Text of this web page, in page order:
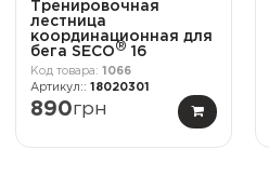
Тренировочная
лестница
координационная для
бега SECO® 16
ступеней 8 м
оранжевого цвета
1066
18020301
890грн